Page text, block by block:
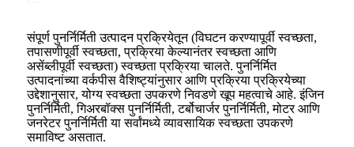
संपूर्ण पुनर्निर्मिती उत्पादन प्रक्रियेतून (विघटन करण्यापूर्वी स्वच्छता,
तपासणीपूर्वी स्वच्छता, प्रक्रिया केल्यानंतर स्वच्छता आणि
असेंब्लीपूर्वी स्वच्छता) स्वच्छता प्रक्रिया चालते. पुनर्निर्मित
उत्पादनांच्या वर्कपीस वैशिष्ट्यांनुसार आणि प्रक्रिया प्रक्रियेच्या
उद्देशानुसार, योग्य स्वच्छता उपकरणे निवडणे खूप महत्वाचे आहे. इंजिन
पुनर्निर्मिती, गिअरबॉक्स पुनर्निर्मिती, टर्बोचार्जर पुनर्निर्मिती, मोटर आणि
जनरेटर पुनर्निर्मिती या सर्वांमध्ये व्यावसायिक स्वच्छता उपकरणे
समाविष्ट असतात.